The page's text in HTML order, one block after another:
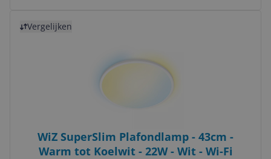
Vergelijken
WiZ SuperSlim Plafondlamp - 43cm -
Warm tot Koelwit - 22W - Wit - Wi-Fi